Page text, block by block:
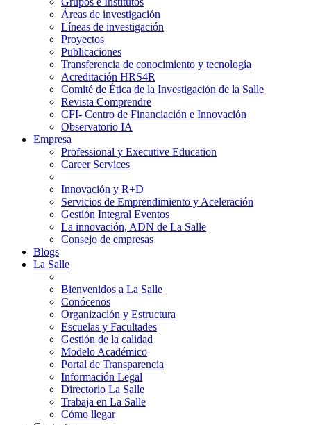
Áreas de investigación
Líneas de investigación
Proyectos
Publicaciones
Transferencia de conocimiento y tecnología
Acreditación HRS4R
Comité de Ética de la Investigación de la Salle
Revista Comprendre
CFI- Centro de Financiación e Innovación
Observatorio IA
Empresa
Professional y Executive Education
Career Services
Innovación y R+D
Servicios de Emprendimiento y Aceleración
Gestión Integral Eventos
La innovación, ADN de La Salle
Consejo de empresas
Blogs
La Salle
Bienvenidos a La Salle
Conócenos
Organización y Estructura
Escuelas y Facultades
Gestión de la calidad
Modelo Académico
Portal de Transparencia
Información Legal
Directorio La Salle
Trabaja en La Salle
Cómo llegar